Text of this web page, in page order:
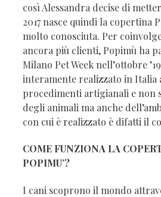
così Alessandra decise di
2017 nasce quindi la copertina
molto conosciuta. Per
ancora più clienti, Popimù ha
Milano Pet Week nell’ottobre
interamente realizzato in Italia
procedimenti artigianali e non
degli animali ma anche
con cui è realizzato è difatti il
COME FUNZIONA LA
POPIMU’?
I cani scoprono il mondo